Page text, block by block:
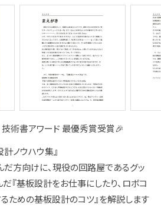
術書アワード 最優秀賞受賞🎉
ノウハウ集』
方向けに、現役の回路屋であるグッ
『基板設計をお仕事にしたり、ロボコ
ための基板設計のコツ』を解説します